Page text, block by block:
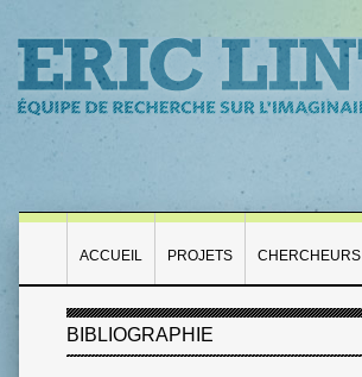
ACCUEIL PROJETS CHERCHEURS
BIBLIOGRAPHIE